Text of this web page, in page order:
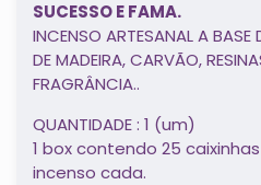
SUCESSO E FAMA.
INCENSO ARTESANAL A BASE
DE MADEIRA, CARVÃO,
FRAGRÂNCIA..
QUANTIDADE : 1 (um)
1 box contendo 25
incenso cada.